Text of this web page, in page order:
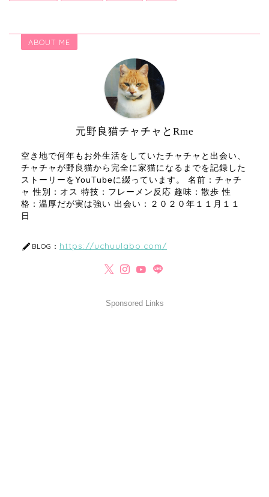
ABOUT ME
元野良猫チャチャとRme
空き地で何年もお外生活をしていたチャチャと出会い、
チャチャが野良猫から完全に家猫になるまでを記録した
ストーリーをYouTubeに綴っています。 名前：チャチ
ャ 性別：オス 特技：フレーメン反応 趣味：散歩 性
格：温厚だが実は強い 出会い：２０２０年１１月１１
日
BLOG： https://uchuulabo.com/
Sponsored Links